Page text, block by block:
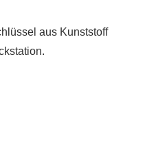
aus Kunststoff